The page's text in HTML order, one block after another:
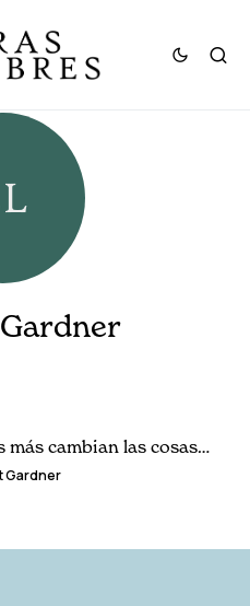
más cambian las cosas…
Gardner